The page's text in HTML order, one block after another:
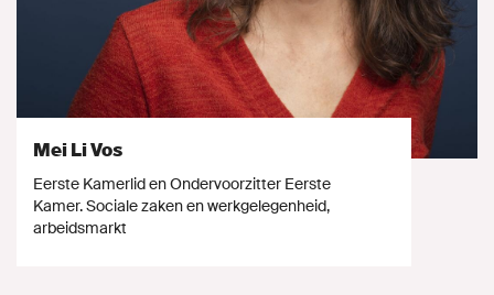
Mei Li Vos
Eerste Kamerlid en Ondervoorzitter Eerste
Kamer. Sociale zaken en werkgelegenheid,
arbeidsmarkt